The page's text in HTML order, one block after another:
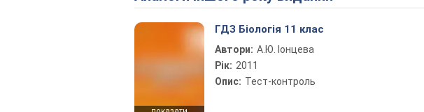
ГДЗ Біологія 11 клас
Автори: А.Ю. Іонцева
Рік: 2011
Опис: Тест-контроль